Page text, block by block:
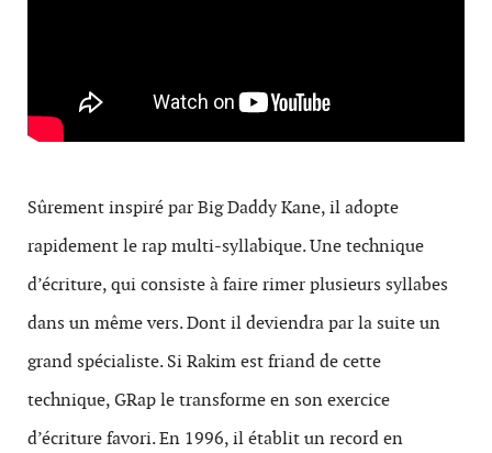
Sûrement inspiré par Big Daddy Kane, il adopte
rapidement le rap multi-syllabique. Une technique
d’écriture, qui consiste à faire rimer plusieurs syllabes
dans un même vers. Dont il deviendra par la suite un
grand spécialiste. Si Rakim est friand de cette
technique, GRap le transforme en son exercice
d’écriture favori. En 1996, il établit un record en